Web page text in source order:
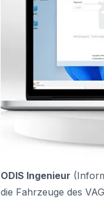
ODIS Ingenieur
die Fahrzeuge des